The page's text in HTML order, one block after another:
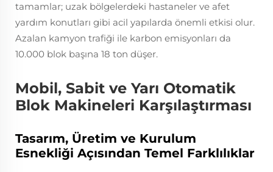
tamamlar; uzak bölgelerdeki hastaneler ve afet
yardım konutları gibi acil yapılarda önemli etkisi olur.
Azalan kamyon trafiği ile karbon emisyonları da
10.000 blok başına 18 ton düşer.
Mobil, Sabit ve Yarı Otomatik
Blok Makineleri Karşılaştırması
Tasarım, Üretim ve Kurulum
Esnekliği Açısından Temel Farklılıklar